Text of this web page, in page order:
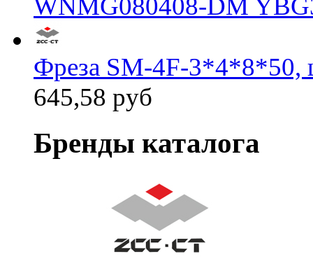
WNMG080408-DM
Фреза SM-4F-3*4*8*50,
645,58 руб
Бренды каталога